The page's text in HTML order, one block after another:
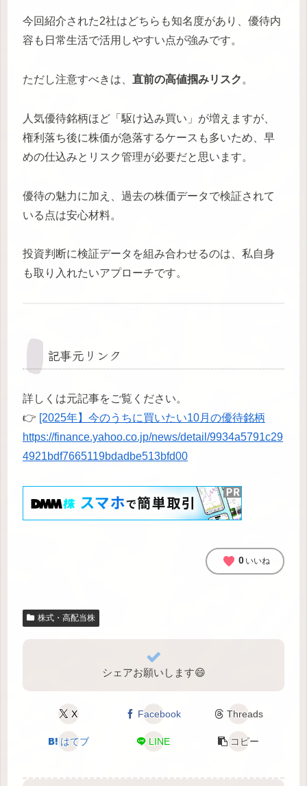
今回紹介された2社はどちらも知名度があり、優待内
容も日常生活で活用しやすい点が強みです。
ただし注意すべきは、 直前の高値掴みリスク 。
人気優待銘柄ほど「駆け込み買い」が増えますが、
権利落ち後に株価が急落するケースも多いため、早
めの仕込みとリスク管理が必要だと思います。
優待の魅力に加え、過去の株価データで検証されて
いる点は安心材料。
投資判断に検証データを組み合わせるのは、私自身
も取り入れたいアプローチです。
記事元リンク
詳しくは元記事をご覧ください。
👉 [2025年】今のうちに買いたい10月の優待銘柄
https://finance.yahoo.co.jp/news/detail/9934a5791c29
4921bdf7665119bdadbe513bfd00
favorite 0 いいね
株式・高配当株
シェアお願いします😄
X Facebook Threads
はてブ LINE コピー